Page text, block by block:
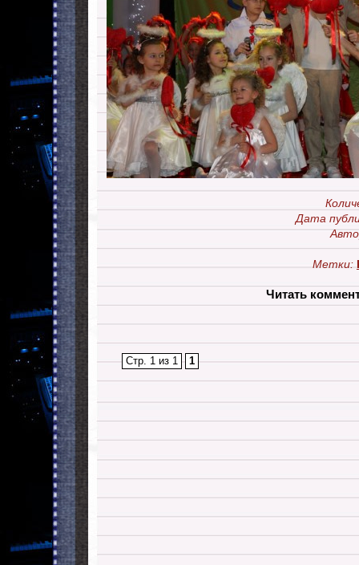
Дата
Метки:
Читать
Стр. 1 из 1 1